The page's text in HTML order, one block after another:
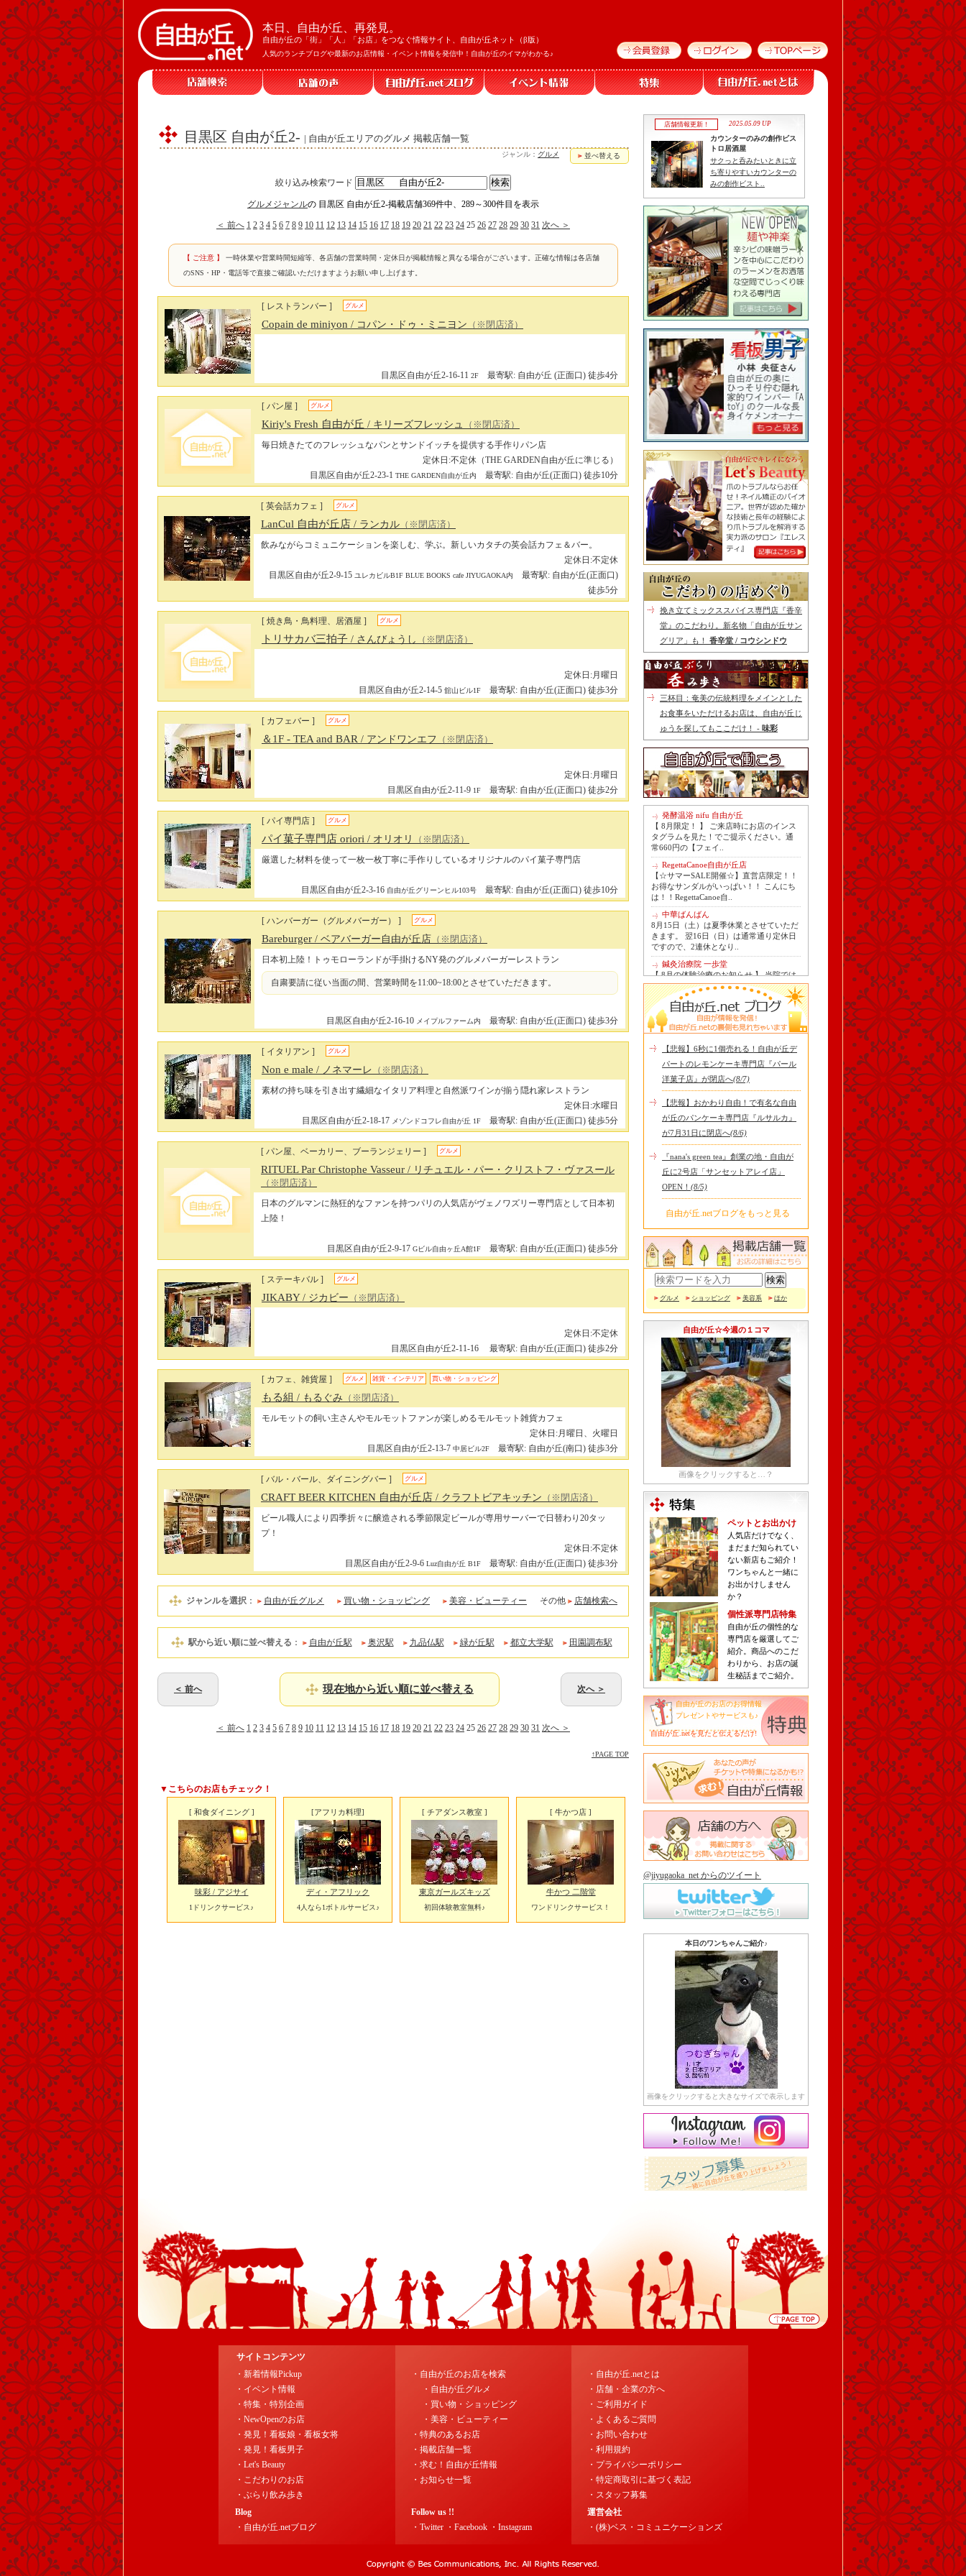
本日、自由が丘、再発見。
自由が丘の「街」「人」「お店」をつなぐ情報サイト、自由が丘ネット（β版）
人気のランチブログや最新のお店情報・イベント情報を発信中！自由が丘のイマがわかる♪
目黒区 自由が丘2- | 自由が丘エリアのグルメ 掲載店舗一覧
並べ替える
ジャンル： グルメ
絞り込み検索ワード
グルメジャンルの 目黒区 自由が丘2-掲載店舗369件中、289～300件目を表示
＜ 前へ 1 2 3 4 5 6 7 8 9 10 11 12 13 14 15 16 17 18 19 20 21 22 23 24 25 26 27 28 29 30 31 次へ ＞
【 ご注意 】
一時休業や営業時間短縮等、各店舗の営業時間・定休日が掲載情報と異なる場合がございます。正確な情報は各店舗
のSNS・HP・電話等で直接ご確認いただけますようお願い申し上げます。
[ レストランバー ] グルメ
Copain de miniyon / コパン・ドゥ・ミニヨン （※閉店済）
目黒区自由が丘2-16-11 2F 最寄駅: 自由が丘 (正面口) 徒歩4分
[ パン屋 ] グルメ
Kiriy's Fresh 自由が丘 / キリーズフレッシュ
（※閉店済）
毎日焼きたてのフレッシュなパンとサンドイッチを提供する手作りパン店
定休日:不定休（THE GARDEN自由が丘に準じる）
目黒区自由が丘2-23-1 THE GARDEN自由が丘内 最寄駅: 自由が丘(正面口) 徒歩10分
[ 英会話カフェ ] グルメ
LanCul 自由が丘店 / ランカル （※閉店済）
飲みながらコミュニケーションを楽しむ、学ぶ。新しいカタチの英会話カフェ＆バー。
定休日:不定休
目黒区自由が丘2-9-15 ユレカビルB1F BLUE BOOKS cafe JIYUGAOKA内
最寄駅: 自由が丘(正面口)
徒歩5分
[ 焼き鳥・鳥料理、居酒屋 ] グルメ
トリサカバ三拍子 / さんびょうし （※閉店済）
定休日:月曜日
目黒区自由が丘2-14-5 舘山ビル1F 最寄駅: 自由が丘(正面口) 徒歩3分
[ カフェバー ] グルメ
＆1F - TEA and BAR / アンドワンエフ （※閉店済）
定休日:月曜日
目黒区自由が丘2-11-9 1F 最寄駅: 自由が丘(正面口) 徒歩2分
[ パイ専門店 ] グルメ
パイ菓子専門店 oriori / オリオリ
（※閉店済）
厳選した材料を使って一枚一枚丁寧に手作りしているオリジナルのパイ菓子専門店
目黒区自由が丘2-3-16 自由が丘グリーンヒル103号 最寄駅: 自由が丘(正面口) 徒歩10分
[ ハンバーガー（グルメバーガー） ] グルメ
Bareburger / ベアバーガー自由が丘店 （※閉店済）
日本初上陸！トゥモローランドが手掛けるNY発のグルメバーガーレストラン
自粛要請に従い当面の間、営業時間を11:00~18:00とさせていただきます。
目黒区自由が丘2-16-10 メイプルファーム内 最寄駅: 自由が丘(正面口) 徒歩3分
[ イタリアン ] グルメ
Non e male / ノネマーレ
（※閉店済）
素材の持ち味を引き出す繊細なイタリア料理と自然派ワインが揃う隠れ家レストラン
定休日:水曜日
目黒区自由が丘2-18-17 メゾンドコフレ自由が丘 1F 最寄駅: 自由が丘(正面口) 徒歩5分
[ パン屋、ベーカリー、ブーランジェリー ] グルメ
RITUEL Par Christophe Vasseur / リチュエル・パー・クリストフ・ヴァスール
（※閉店済）
日本のグルマンに熱狂的なファンを持つパリの人気店がヴェノワズリー専門店として日本初
上陸！
目黒区自由が丘2-9-17 Gビル自由ヶ丘A館1F 最寄駅: 自由が丘(正面口) 徒歩5分
[ ステーキバル ] グルメ
JIKABY / ジカビー （※閉店済）
定休日:不定休
目黒区自由が丘2-11-16
最寄駅: 自由が丘(正面口) 徒歩2分
[ カフェ、雑貨屋 ] グルメ 雑貨・インテリア 買い物・ショッピング
もる組 / もるぐみ （※閉店済）
モルモットの飼い主さんやモルモットファンが楽しめるモルモット雑貨カフェ
定休日:月曜日、火曜日
目黒区自由が丘2-13-7 中居ビル2F 最寄駅: 自由が丘(南口) 徒歩3分
[ バル・バール、ダイニングバー ] グルメ
CRAFT BEER KITCHEN 自由が丘店 / クラフトビアキッチン （※閉店済）
ビール職人により四季折々に醸造される季節限定ビールが専用サーバーで日替わり20タッ
プ！
定休日:不定休
目黒区自由が丘2-9-6 Luz自由が丘 B1F 最寄駅: 自由が丘(正面口) 徒歩3分
ジャンルを選択 ： 自由が丘グルメ 買い物・ショッピング 美容・ビューティー その他 店舗検索へ
駅から近い順に並べ替える ： 自由が丘駅 奥沢駅 九品仏駅 緑が丘駅 都立大学駅 田園調布駅
＜ 前へ 現在地から近い順に並べ替える 次へ ＞
＜ 前へ 1 2 3 4 5 6 7 8 9 10 11 12 13 14 15 16 17 18 19 20 21 22 23 24 25 26 27 28 29 30 31 次へ ＞
↑PAGE TOP
▼こちらのお店もチェック！
[ 和食ダイニング ]
味彩 / アジサイ
1ドリンクサービス♪
[アフリカ料理]
ディ・アフリック
4人なら1ボトルサービス♪
[ チアダンス教室 ]
東京ガールズキッズ
初回体験教室無料♪
[ 牛かつ店 ]
牛かつ 二階堂
ワンドリンクサービス！
店舗情報更新！ 2025.05.09 UP
カウンターのみの創作ビス
トロ居酒屋
サクっと呑みたいときに立
ち寄りやすいカウンターの
みの創作ビスト..
挽き立てミックススパイス専門店『香辛
堂』のこだわり。新名物「自由が丘サン
グリア」も！ 香辛堂 / コウシンドウ
三杯目：奄美の伝統料理をメインとした
お食事をいただけるお店は、自由が丘じ
ゅうを探してもここだけ！ - 味彩
発酵温浴 nifu 自由が丘
【 8月限定！ 】 ご来店時にお店のインス
タグラムを見た！でご提示ください。通
常660円の【フェイ..
RegettaCanoe自由が丘店
【☆サマーSALE開催☆】直営店限定！！
お得なサンダルがいっぱい！！ こんにち
は！！RegettaCanoe自..
中華ばんばん
8月15日（土）は夏季休業とさせていただ
きます。 翌16日（日）は通常通り定休日
ですので、2連休となり..
鍼灸治療院 一歩堂
【 8月の体験治療のお知らせ 】 当院では
毎月第1月曜日を体験dayとし、当院の施
術をお得に体験し..
Le Monde Gourmand
今年も南アルプス @sachiblueberryfarm か
ら美味しいブルーベリーが😋
https://www.instagram.com/sachi..
tomoru
土曜日限定ランチセット(12:00〜15:00)は
じまりました！※数量限定その日のおす
cheese & booze ost
【 平日限定ランチメニュー 】 ワンプレー
トランチ登場！！パスタやリゾットにも
色々付くようにな..
京都九条ねぎ焼き専門店 ねぎ家 -時代
家 旬-
【ランチ限定】鉄板炙りホルモン丼🔥本
顧問契約 】 冷え性改善協会は、小規模の
エステサロン、リ..
【悲報】6秒に1個売れる！自由が丘デ
パートのレモンケーキ専門店『パール
洋菓子店』が閉店へ(8/7)
【悲報】おかわり自由！で有名な自由
が丘のパンケーキ専門店『ルサルカ』
が7月31日に閉店へ(8/6)
『nana's green tea』創業の地・自由が
丘に2号店「サンセットアレイ店」
OPEN！ (8/5)
自由が丘.netブログをもっと見る
グルメ ショッピング 美容系 ほか
自由が丘☆今週の１コマ
画像をクリックすると…？
ペットとお出かけ
人気店だけでなく、
まだまだ知られてい
ない新店もご紹介！
ワンちゃんと一緒に
お出かけしません
か？
個性派専門店特集
自由が丘の個性的な
専門店を厳選してご
紹介。商品へのこだ
わりから、お店の誕
生秘話までご紹介。
自由が丘のお店のお得情報
プレゼントやサービスも♪
自由が丘.netを見たと伝えるだけ!
@jiyugaoka_net からのツイート
本日のワンちゃんご紹介♪
画像をクリックすると大きなサイズで表示します
サイトコンテンツ
・新着情報Pickup
・イベント情報
・特集・特別企画
・NewOpenのお店
・発見！看板娘・看板女将
・発見！看板男子
・Let's Beauty
・こだわりのお店
・ぶらり飲み歩き
Blog
・自由が丘.netブログ
・自由が丘のお店を検索
・自由が丘グルメ
・買い物・ショッピング
・美容・ビューティー
・特典のあるお店
・掲載店舗一覧
・求む！自由が丘情報
・お知らせ一覧
Follow us !!
・Twitter
・Facebook ・Instagram
・自由が丘.netとは
・店舗・企業の方へ
・ご利用ガイド
・よくあるご質問
・お問い合わせ
・利用規約
・プライバシーポリシー
・特定商取引に基づく表記
・スタッフ募集
運営会社
・(株)ベス・コミュニケーションズ